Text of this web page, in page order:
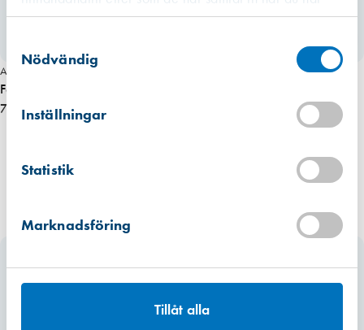
använt deras tjänster.
Nödvändig
Inställningar
Statistik
Marknadsföring
Tillåt alla
Art. nr 4411
Fein Slipark orginal K100 (5-pack)
77,00 kr
Finns i lager (2 st)
Finns i lager (9 st)
Hitta hit
Hitta hit